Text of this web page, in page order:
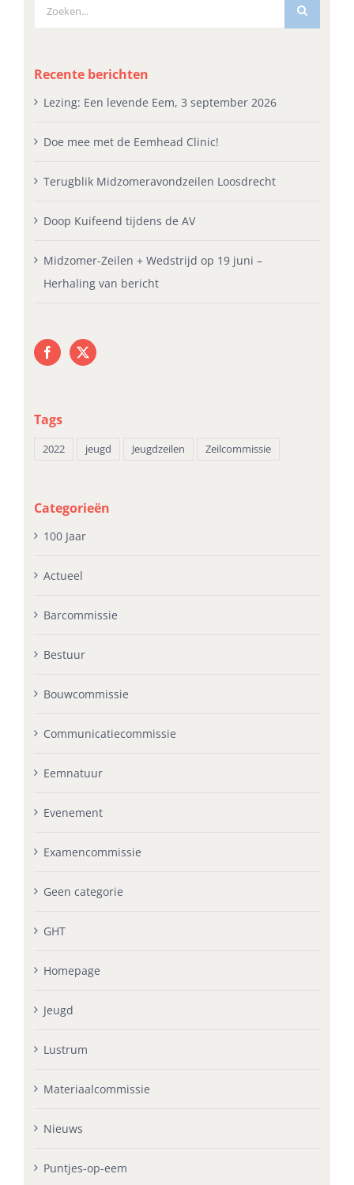
Zoeken
Recente berichten
Lezing: Een levende Eem, 3 september 2026
Doe mee met de Eemhead Clinic!
Terugblik Midzomeravondzeilen Loosdrecht
Doop Kuifeend tijdens de AV
Midzomer-Zeilen + Wedstrijd op 19 juni –
Herhaling van bericht
Tags
2022 jeugd Jeugdzeilen Zeilcommissie
Categorieën
100 Jaar
Actueel
Barcommissie
Bestuur
Bouwcommissie
Communicatiecommissie
Eemnatuur
Evenement
Examencommissie
Geen categorie
GHT
Homepage
Jeugd
Lustrum
Materiaalcommissie
Nieuws
Puntjes-op-eem